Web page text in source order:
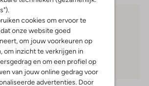
cookies om ervoor te
onze website goed
om jouw voorkeuren op
om inzicht te verkrijgen in
en om een profiel op
van jouw online gedrag voor
advertenties. Door
vanaf €75,-
binnen 30 dagen*
met Klarna